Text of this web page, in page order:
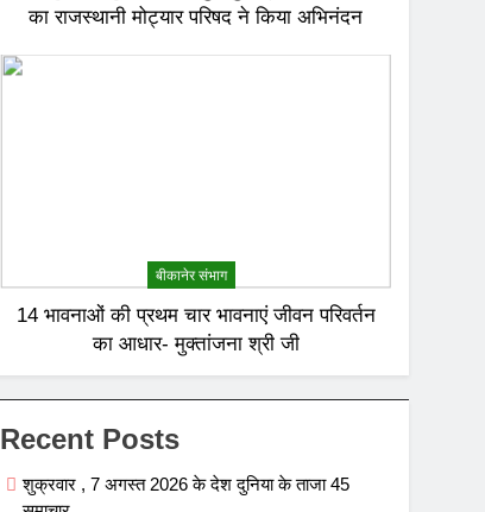
का राजस्थानी मोट्यार परिषद ने किया अभिनंदन
बीकानेर संभाग
14 भावनाओं की प्रथम चार भावनाएं जीवन परिवर्तन
का आधार- मुक्तांजना श्री जी
Recent Posts
शुक्रवार , 7 अगस्त 2026 के देश दुनिया के ताजा 45